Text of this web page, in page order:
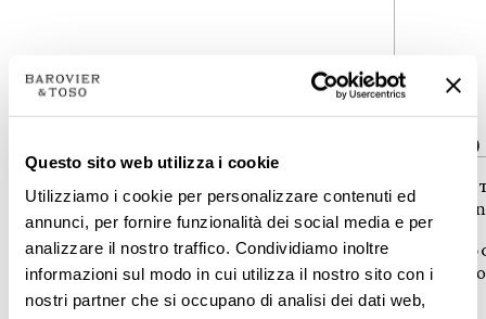
Questo sito web utilizza i cookie
Utilizziamo i cookie per personalizzare contenuti ed
annunci, per fornire funzionalità dei social media e per
analizzare il nostro traffico. Condividiamo inoltre
informazioni sul modo in cui utilizza il nostro sito con i
nostri partner che si occupano di analisi dei dati web,
COLLECTION
TYPOLOGY
Suspension lamps
4430-00
Fanali